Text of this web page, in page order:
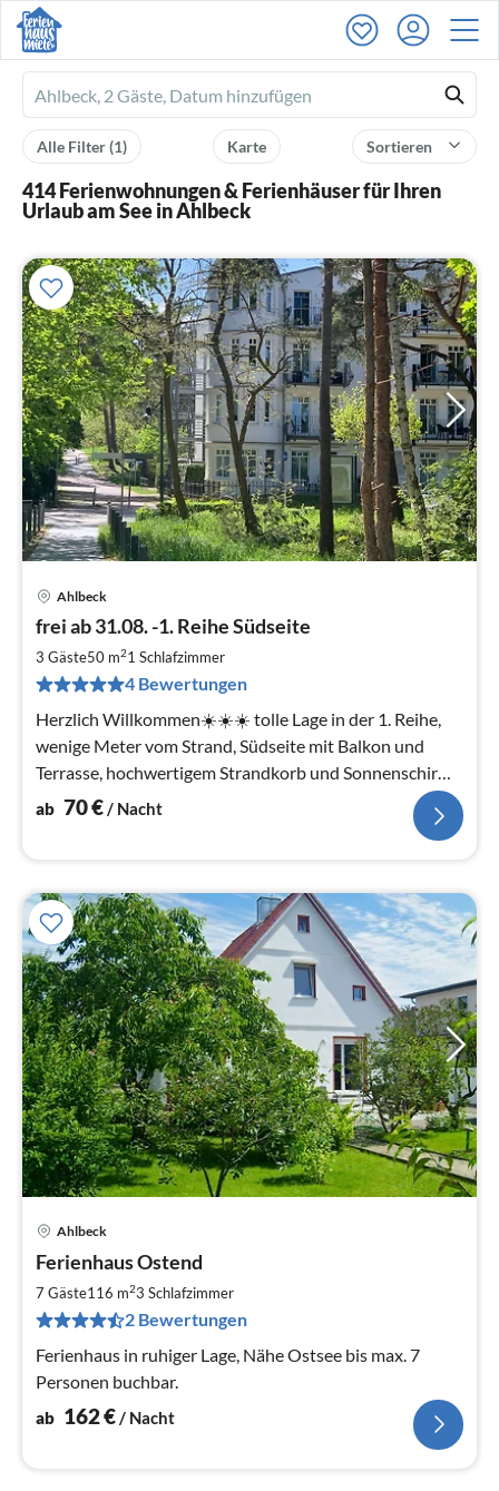
Ferienhausmiete
logo
Sortieren
Karte
Alle Filter(1)
414 Ferienwohnungen & Ferienhäuser für Ihren
Urlaub am See in Ahlbeck
Ahlbeck
frei ab 31.08. -1. Reihe Südseite
3 Gäste50 m21 Schlafzimmer
4 Bewertungen
Herzlich Willkommen☀️☀️☀️ tolle Lage in der 1. Reihe,
wenige Meter vom Strand, Südseite mit Balkon und
Terrasse, hochwertigem Strandkorb und Sonnenschirm,
privater Gastgeber
ab 70€/ Nacht
Ahlbeck
Ferienhaus Ostend
7 Gäste116 m23 Schlafzimmer
2 Bewertungen
Ferienhaus in ruhiger Lage, Nähe Ostsee bis max. 7
Personen buchbar.
ab 162€/ Nacht